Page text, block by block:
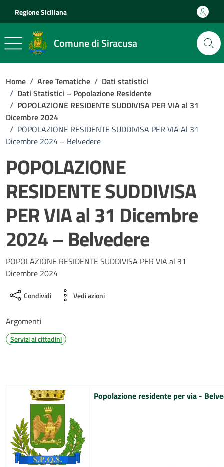
Regione Siciliana
Comune di Siracusa
Home / Aree Tematiche / Dati statistici
/ Dati Statistici – Popolazione Residente
/ POPOLAZIONE RESIDENTE SUDDIVISA PER VIA al 31
Dicembre 2024
/ POPOLAZIONE RESIDENTE SUDDIVISA PER VIA Al 31
Dicembre 2024 – Belvedere
POPOLAZIONE
RESIDENTE SUDDIVISA
PER VIA al 31 Dicembre
2024 – Belvedere
POPOLAZIONE RESIDENTE SUDDIVISA PER VIA al 31
Dicembre 2024
Condividi Vedi azioni
Argomenti
Servizi ai cittadini
Popolazione residente per via -